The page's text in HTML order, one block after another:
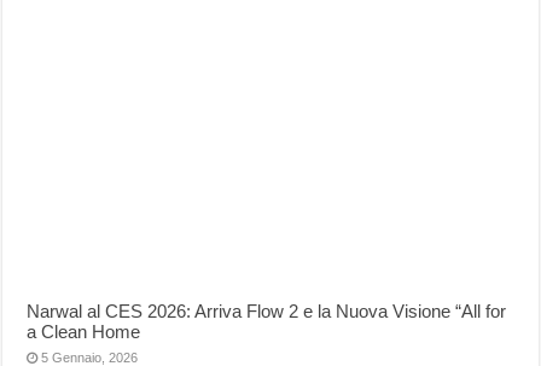
Narwal al CES 2026: Arriva Flow 2 e la Nuova Visione “All for
a Clean Home
5 Gennaio, 2026